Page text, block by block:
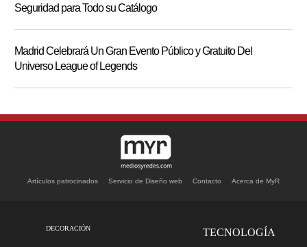
Seguridad para Todo su Catálogo
Madrid Celebrará Un Gran Evento Público y Gratuito Del
Universo League of Legends
Artículos patrocinados Servicio de Diseño web Contacto Acerca de MyR
DECORACIÓN TECNOLOGÍA